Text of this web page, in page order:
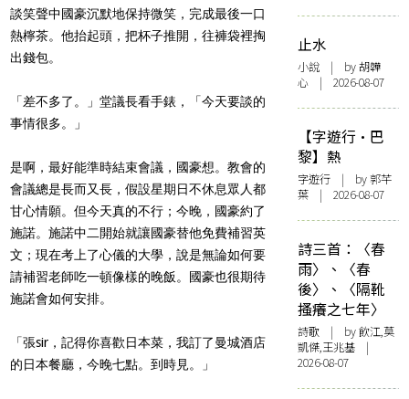
談笑聲中國豪沉默地保持微笑，完成最後一口
熱檸茶。他抬起頭，把杯子推開，往褲袋裡掏
出錢包。
「差不多了。」堂議長看手錶，「今天要談的
事情很多。」
是啊，最好能準時結束會議，國豪想。教會的
會議總是長而又長，假設星期日不休息眾人都
甘心情願。但今天真的不行；今晚，國豪約了
施諾。施諾中二開始就讓國豪替他免費補習英
文；現在考上了心儀的大學，說是無論如何要
請補習老師吃一頓像樣的晚飯。國豪也很期待
施諾會如何安排。
「張sir，記得你喜歡日本菜，我訂了曼城酒店
的日本餐廳，今晚七點。到時見。」
止水
小說 | by 胡韡
心 | 2026-08-07
【字遊行·巴
黎】熱
字遊行 | by 郭芊
葉 | 2026-08-07
詩三首：〈春
雨〉、〈春
後〉、〈隔靴
搔癢之七年〉
詩歌 | by 飲江,莫
凱傑,王兆基 |
2026-08-07